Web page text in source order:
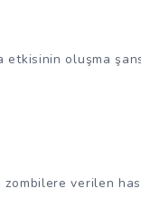
etkisinin oluşma
zombilere verilen